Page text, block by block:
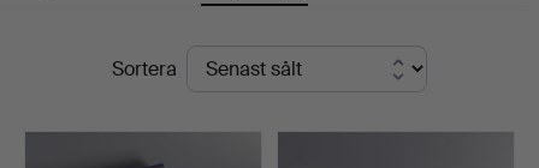
Auktioner
SlutpriserSortera